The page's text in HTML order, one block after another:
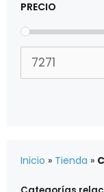
PRECIO
Inicio » Tienda »